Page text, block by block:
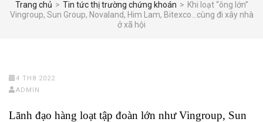
Trang chủ > Tin tức thị trường chứng khoán > Khi loạt “ông lớn”
Vingroup, Sun Group, Novaland, Him Lam, Bitexco…cùng đi xây nhà
ở xã hội
4 TH8 2022
ADMIN
Lãnh đạo hàng loạt tập đoàn lớn như Vingroup, Sun